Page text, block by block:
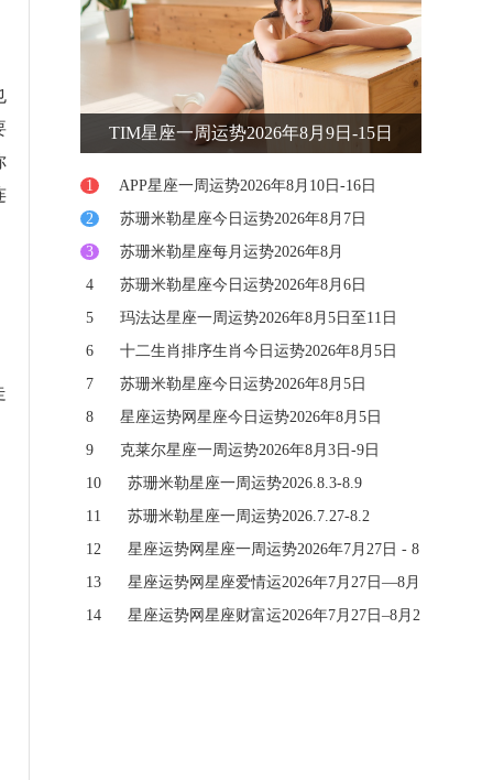
TIM星座一周运势2026年8月9日-15日
1
APP星座一周运势2026年8月10日-16日
2
苏珊米勒星座今日运势2026年8月7日
3
苏珊米勒星座每月运势2026年8月
4
苏珊米勒星座今日运势2026年8月6日
5
玛法达星座一周运势2026年8月5日至11日
6
十二生肖排序生肖今日运势2026年8月5日
7
苏珊米勒星座今日运势2026年8月5日
8
星座运势网星座今日运势2026年8月5日
9
克莱尔星座一周运势2026年8月3日-9日
10
苏珊米勒星座一周运势2026.8.3-8.9
11
苏珊米勒星座一周运势2026.7.27-8.2
12
星座运势网星座一周运势2026年7月27日 - 8
月2日
13
星座运势网星座爱情运2026年7月27日—8月
2日
14
星座运势网星座财富运2026年7月27日–8月2